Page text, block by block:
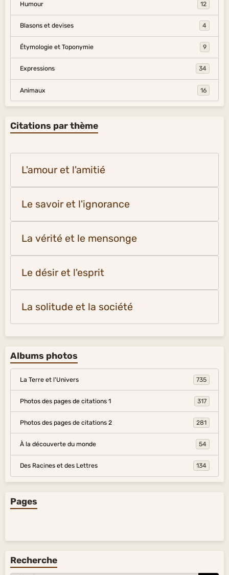
Humour 12
Blasons et devises 4
Étymologie et Toponymie 9
Expressions 34
Animaux 16
Citations par thème
L'amour et l'amitié
Le savoir et l'ignorance
La vérité et le mensonge
Le désir et l'esprit
La solitude et la société
Albums photos
La Terre et l'Univers 735
Photos des pages de citations 1 317
Photos des pages de citations 2 281
À la découverte du monde 54
Des Racines et des Lettres 134
Pages
Recherche